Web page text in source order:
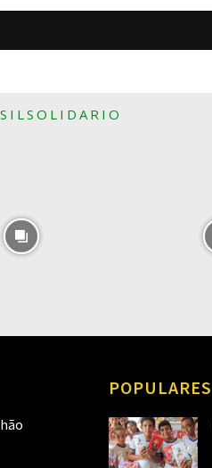
POPULARES